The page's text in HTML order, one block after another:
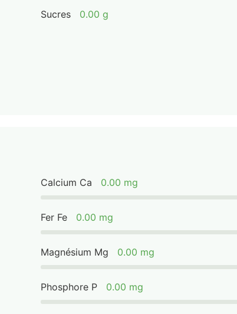
Sucres 0.00 g
Calcium Ca 0.00 mg
Fer Fe 0.00 mg
Magnésium Mg 0.00 mg
Phosphore P 0.00 mg